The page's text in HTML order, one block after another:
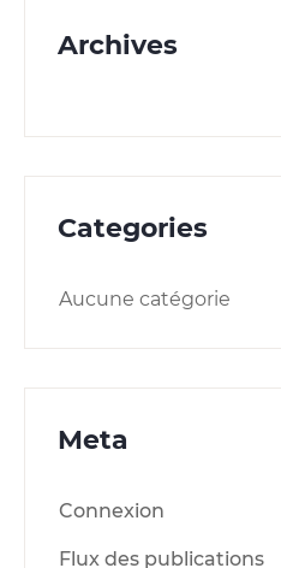
Archives
Categories
Aucune catégorie
Meta
Connexion
Flux des publications